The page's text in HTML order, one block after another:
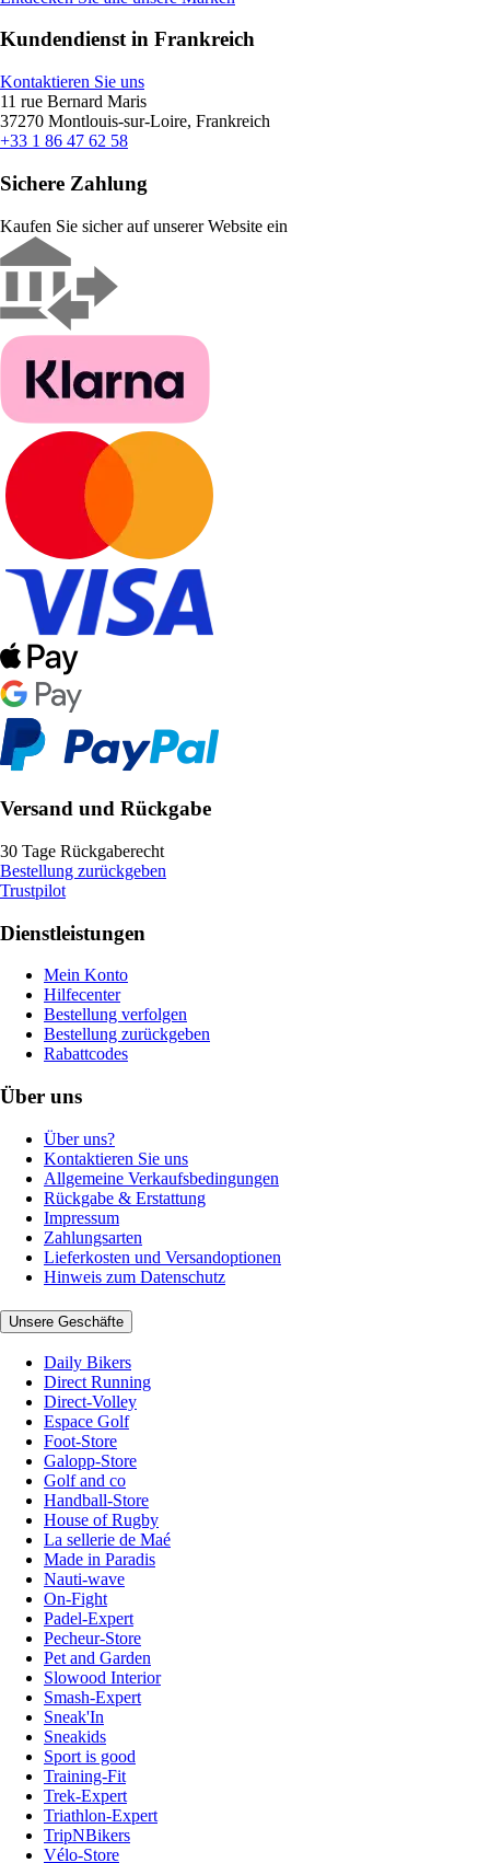
Kundendienst in Frankreich
Kontaktieren Sie uns
11 rue Bernard Maris
37270 Montlouis-sur-Loire, Frankreich
+33 1 86 47 62 58
Sichere Zahlung
Kaufen Sie sicher auf unserer Website ein
Versand und Rückgabe
30 Tage Rückgaberecht
Bestellung zurückgeben
Trustpilot
Dienstleistungen
Mein Konto
Hilfecenter
Bestellung verfolgen
Bestellung zurückgeben
Rabattcodes
Über uns
Über uns?
Kontaktieren Sie uns
Allgemeine Verkaufsbedingungen
Rückgabe & Erstattung
Impressum
Zahlungsarten
Lieferkosten und Versandoptionen
Hinweis zum Datenschutz
Unsere Geschäfte
Daily Bikers
Direct Running
Direct-Volley
Espace Golf
Foot-Store
Galopp-Store
Golf and co
Handball-Store
House of Rugby
La sellerie de Maé
Made in Paradis
Nauti-wave
On-Fight
Padel-Expert
Pecheur-Store
Pet and Garden
Slowood Interior
Smash-Expert
Sneak'In
Sneakids
Sport is good
Training-Fit
Trek-Expert
Triathlon-Expert
TripNBikers
Vélo-Store